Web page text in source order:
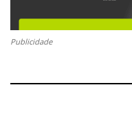
Publicidade